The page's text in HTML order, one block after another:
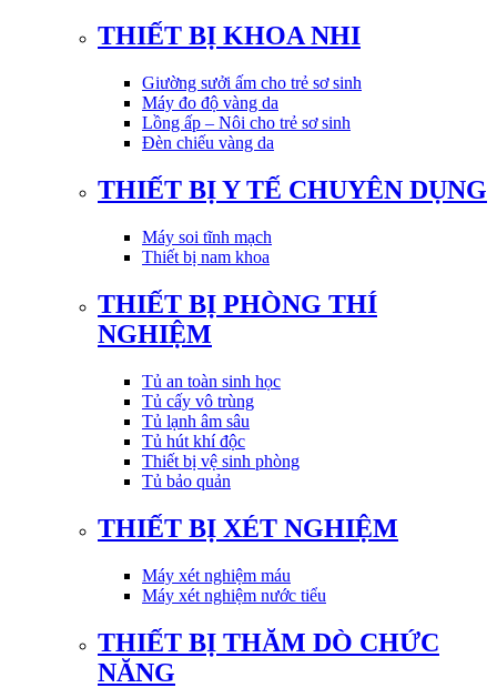
THIẾT BỊ KHOA NHI
Giường sưởi ấm cho trẻ sơ sinh
Máy đo độ vàng da
Lồng ấp – Nôi cho trẻ sơ sinh
Đèn chiếu vàng da
THIẾT BỊ Y TẾ CHUYÊN DỤNG
Máy soi tĩnh mạch
Thiết bị nam khoa
THIẾT BỊ PHÒNG THÍ
NGHIỆM
Tủ an toàn sinh học
Tủ cấy vô trùng
Tủ lạnh âm sâu
Tủ hút khí độc
Thiết bị vệ sinh phòng
Tủ bảo quản
THIẾT BỊ XÉT NGHIỆM
Máy xét nghiệm máu
Máy xét nghiệm nước tiểu
THIẾT BỊ THĂM DÒ CHỨC
NĂNG